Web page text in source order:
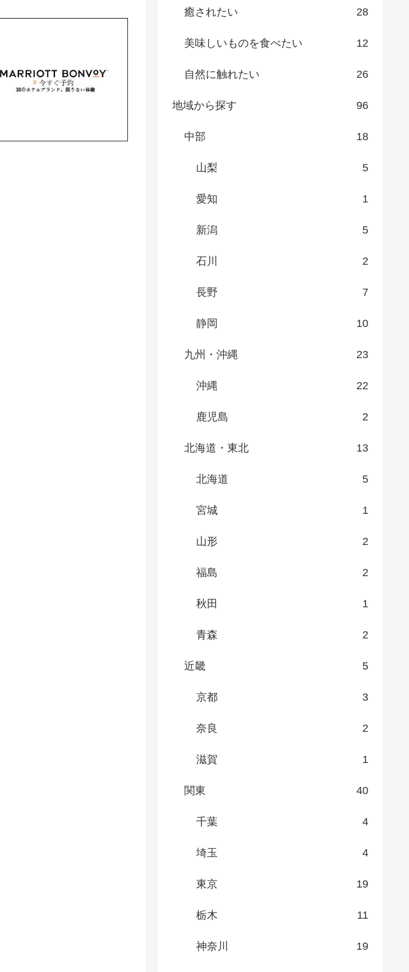
癒されたい 28
美味しいものを食べたい 12
自然に触れたい 26
地域から探す 96
中部 18
山梨 5
愛知 1
新潟 5
石川 2
長野 7
静岡 10
九州・沖縄 23
沖縄 22
鹿児島 2
北海道・東北 13
北海道 5
宮城 1
山形 2
福島 2
秋田 1
青森 2
近畿 5
京都 3
奈良 2
滋賀 1
関東 40
千葉 4
埼玉 4
東京 19
栃木 11
神奈川 19